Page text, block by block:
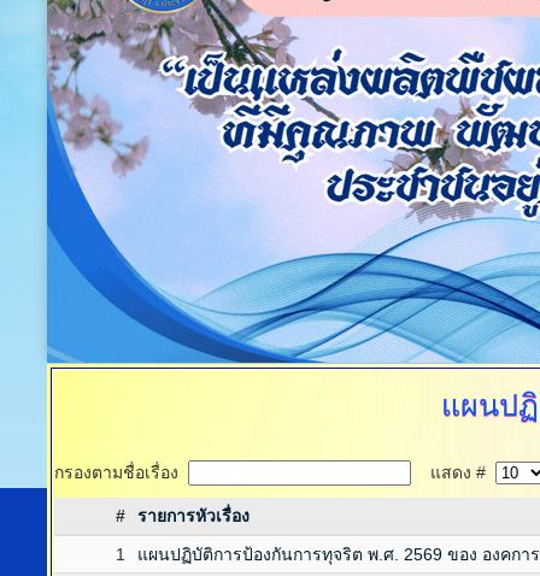
แผนป
กรองตามชื่อเรื่อง แสดง #
#
รายการหัวเรื่อง
1
แผนปฏิบัติการป้องกันการทุจริต พ.ศ. 2569 ของ องคกา